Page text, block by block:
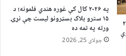
۲۰۲۱
په ۲۰۲۶ کال کې غوره هندي فلمونه؛ د
۱۵ سترو بلاک بسټرونو لیست چې نړۍ
ورته په تمه ده
جولای 25, 2026